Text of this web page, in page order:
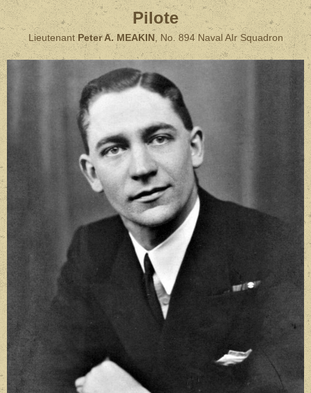
Pilote
LieutenantPeter A. MEAKIN, No. 894 Naval AIr Squadron